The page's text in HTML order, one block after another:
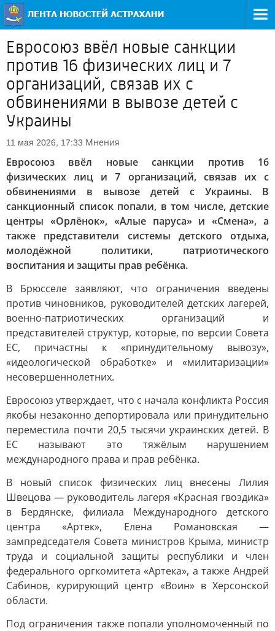
Евросоюз ввёл новые санкции
против 16 физических лиц и 7
организаций, связав их с
обвинениями в вывозе детей с
Украины
11 мая 2026, 17:33 Мнения
Евросоюз ввёл новые санкции против 16
физических лиц и 7 организаций, связав их с
обвинениями в вывозе детей с Украины. В
санкционный список попали, в том числе, детские
центры «Орлёнок», «Алые паруса» и «Смена», а
также представители системы детского отдыха,
молодёжной политики, патриотического
воспитания и защиты прав ребёнка.
В Брюсселе заявляют, что ограничения введены
против чиновников, руководителей детских лагерей,
военно-патриотических организаций и
представителей структур, которые, по версии Совета
ЕС, причастны к «принудительному вывозу»,
«идеологической обработке» и «милитаризации»
несовершеннолетних.
Евросоюз утверждает, что с начала конфликта Россия
якобы незаконно депортировала или принудительно
переместила почти 20,5 тысячи украинских детей. В
ЕС называют это тяжёлым нарушением
международного права и прав ребёнка.
В новый список физических лиц внесены Лилия
Швецова — руководитель лагеря «Красная гвоздика»
в Бердянске, филиала Международного детского
центра «Артек», Елена Романовская —
зампредседателя Совета министров Крыма, министр
труда и социальной защиты республики и член
федерального оргкомитета «Артека», а также Андрей
Сабинов, курирующий центр «Воин» в Херсонской
области.
Под ограничения также попали уполномоченный по